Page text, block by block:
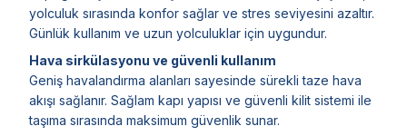
yolculuk sırasında konfor sağlar ve stres seviyesini azaltır.
Günlük kullanım ve uzun yolculuklar için uygundur.
Hava sirkülasyonu ve güvenli kullanım
Geniş havalandırma alanları sayesinde sürekli taze hava
akışı sağlanır. Sağlam kapı yapısı ve güvenli kilit sistemi ile
taşıma sırasında maksimum güvenlik sunar.